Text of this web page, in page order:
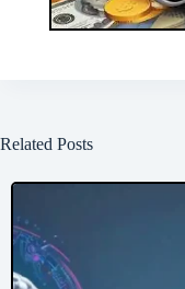
Related Posts